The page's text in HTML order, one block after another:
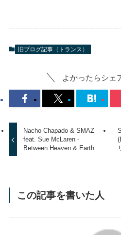
旧ブログ記事（トランス）
よかったらシェ
Nacho Chapado & SMAZ
feat. Sue McLaren -
Between Heaven & Earth
この記事を書いた人